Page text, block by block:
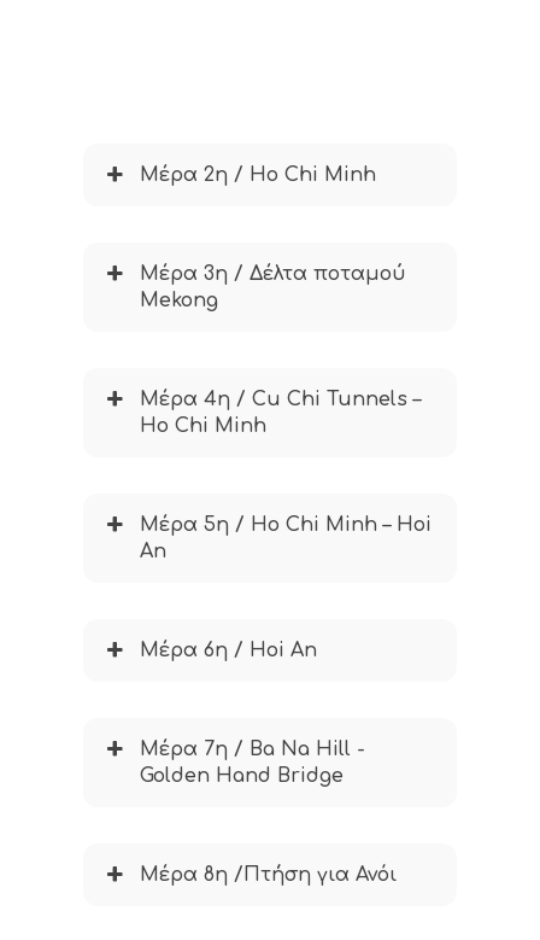
Μέρα 2η / Ho Chi Minh
Μέρα 3η / Δέλτα ποταμού
Mekong
Μέρα 4η / Cu Chi Tunnels –
Ho Chi Minh
Μέρα 5η / Ho Chi Minh – Hoi
An
Μέρα 6η / Hoi An
Μέρα 7η / Ba Na Hill -
Golden Hand Bridge
Μέρα 8η /Πτήση για Ανόι